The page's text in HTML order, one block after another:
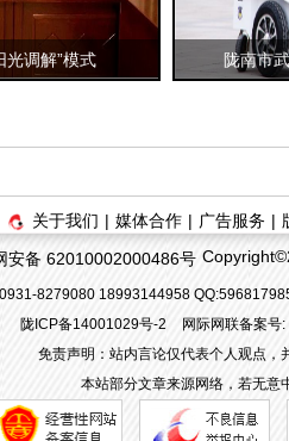
光调解”模式 陇南市
关于我们 | 媒体合作 | 广告服务 |
安备 62010002000486号
8279080 18993144958
陇ICP备14001029号-2
网际网联备案
免责声明：站内言论仅代表个人观点，
本站部分文章来源网络，若无意